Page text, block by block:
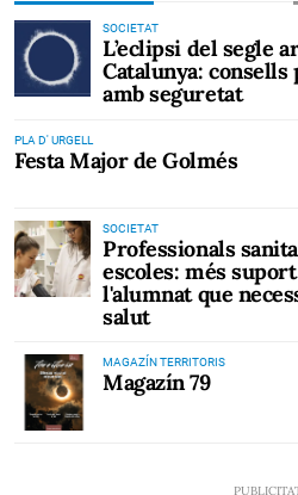
SOCIETAT
L’eclipsi del segle
Catalunya:
amb seguretat
PLA D' URGELL
Festa Major de Golmés
SOCIETAT
Professionals
escoles: més
l'alumnat que
salut
MAGAZÍN TERRITORIS
Magazín 79